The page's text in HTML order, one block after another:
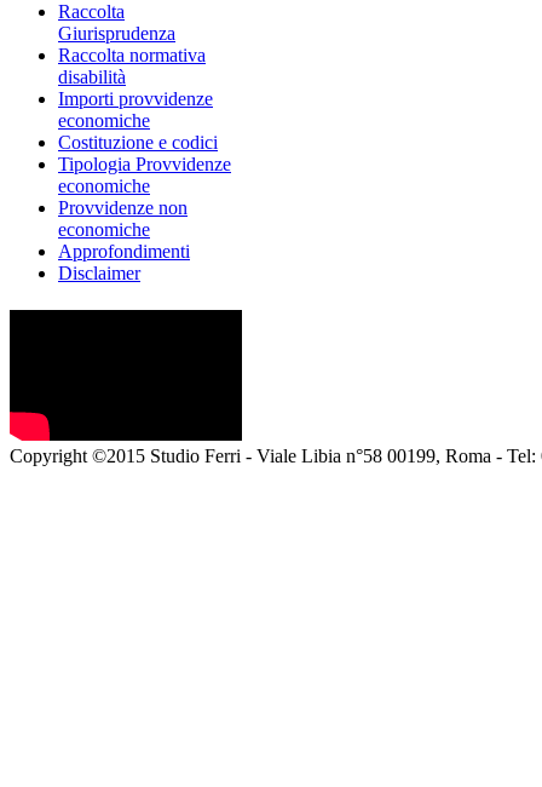
Raccolta
Giurisprudenza
Raccolta normativa
disabilità
Importi provvidenze
economiche
Costituzione e codici
Tipologia Provvidenze
economiche
Provvidenze non
economiche
Approfondimenti
Disclaimer
Copyright ©2015 Studio Ferri - Viale Libia n°58 00199, Roma -